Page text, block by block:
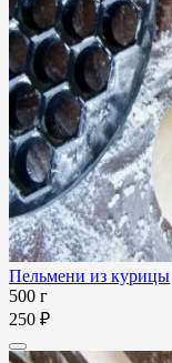
Пельмени из курицы
500 г
250 ₽